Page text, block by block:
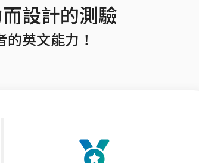
設計的測驗
英文能力！